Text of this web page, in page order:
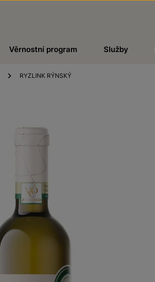
Věrnostní program Služby
RYZLINK RÝNSKÝ